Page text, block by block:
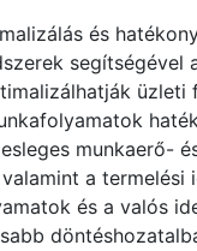
és
segítségével
üzleti
munkaerő-
a termelési
és a valós